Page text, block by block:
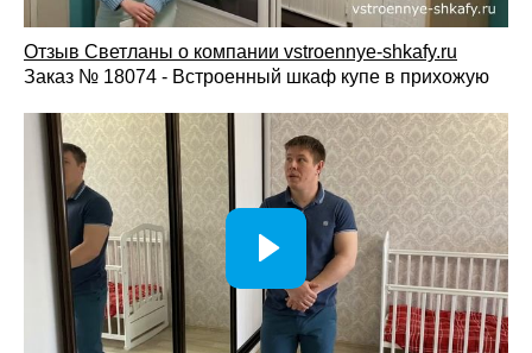
Отзыв Светланы о компании vstroennye-shkafy.ru
Заказ № 18074 - Встроенный шкаф купе в прихожую